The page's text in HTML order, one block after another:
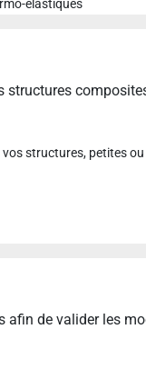
élastiques
vos structures, petites
de valider les